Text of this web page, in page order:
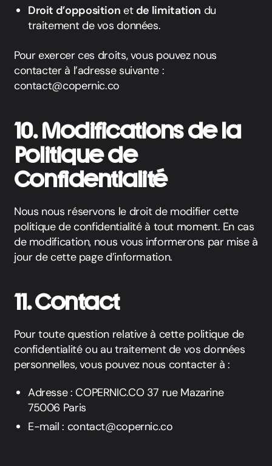
Droit d’opposition et de limitation du
traitement de vos données.
Pour exercer ces droits, vous pouvez nous
contacter à l’adresse suivante :
contact@copernic.co
10. Modifications de la
Politique de
Confidentialité
Nous nous réservons le droit de modifier cette
politique de confidentialité à tout moment. En cas
de modification, nous vous informerons par mise à
jour de cette page d’information.
11. Contact
Pour toute question relative à cette politique de
confidentialité ou au traitement de vos données
personnelles, vous pouvez nous contacter à :
Adresse : COPERNIC.CO 37 rue Mazarine
75006 Paris
E-mail : contact@copernic.co